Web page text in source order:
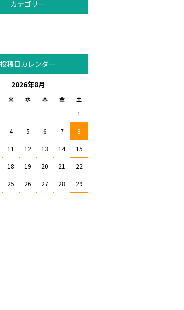
カテゴリー
投稿日カレンダー
2026年8月
火 水 木 金 土
1
4 5 6 7 8
11 12 13 14 15
18 19 20 21 22
25 26 27 28 29